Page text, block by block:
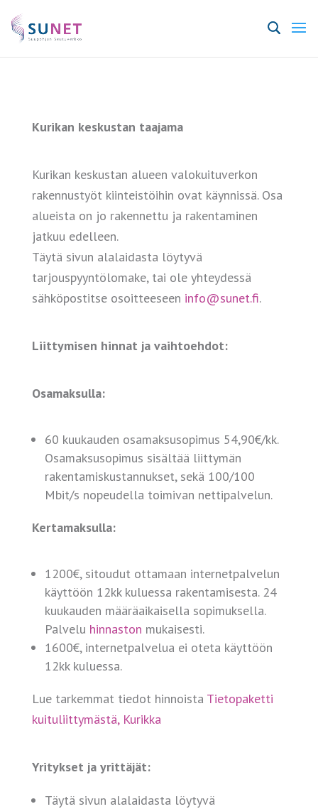
Kurikan keskustan taajama
Kurikan keskustan alueen valokuituverkon
rakennustyöt kiinteistöihin ovat käynnissä. Osa
alueista on jo rakennettu ja rakentaminen
jatkuu edelleen.
Täytä sivun alalaidasta löytyvä
tarjouspyyntölomake, tai ole yhteydessä
sähköpostitse osoitteeseen info@sunet.fi.
Liittymisen hinnat ja vaihtoehdot:
Osamaksulla:
60 kuukauden osamaksusopimus 54,90€/kk.
Osamaksusopimus sisältää liittymän
rakentamiskustannukset, sekä 100/100
Mbit/s nopeudella toimivan nettipalvelun.
Kertamaksulla:
1200€, sitoudut ottamaan internetpalvelun
käyttöön 12kk kuluessa rakentamisesta. 24
kuukauden määräaikaisella sopimuksella.
Palvelu hinnaston mukaisesti.
1600€, internetpalvelua ei oteta käyttöön
12kk kuluessa.
Lue tarkemmat tiedot hinnoista Tietopaketti
kuituliittymästä, Kurikka
Yritykset ja yrittäjät:
Täytä sivun alalaidasta löytyvä